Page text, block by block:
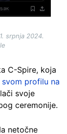
srpnja 2024.
C-Spire, koja
svom profilu na
svoje
ceremonije.
netočne